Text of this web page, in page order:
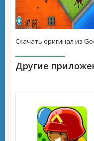
Скачать оригинал из
Другие